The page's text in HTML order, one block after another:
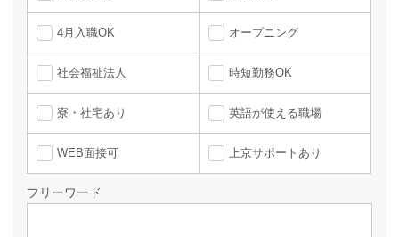
4月入職OK オープニング
社会福祉法人 時短勤務OK
寮・社宅あり 英語が使える職場
WEB面接可 上京サポートあり
フリーワード